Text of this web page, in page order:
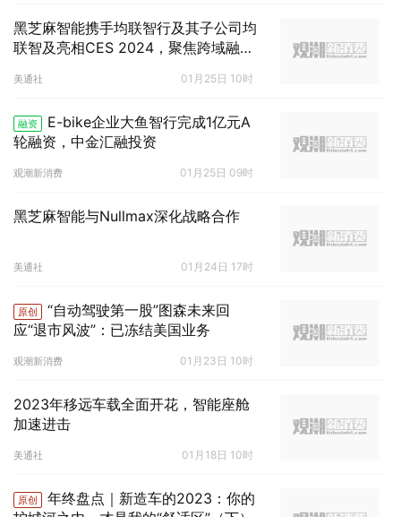
黑芝麻智能携手均联智行及其子公司均
联智及亮相CES 2024，聚焦跨域融合
美通社 01月25日 10时
融资
E-bike企业大鱼智行完成1亿元A
轮融资，中金汇融投资
观潮新消费 01月25日 09时
黑芝麻智能与Nullmax深化战略合作
美通社 01月24日 17时
原创
“自动驾驶第一股”图森未来回
应“退市风波”：已冻结美国业务
观潮新消费 01月23日 10时
2023年移远车载全面开花，智能座舱
加速进击
美通社 01月18日 10时
原创
年终盘点｜新造车的2023：你的